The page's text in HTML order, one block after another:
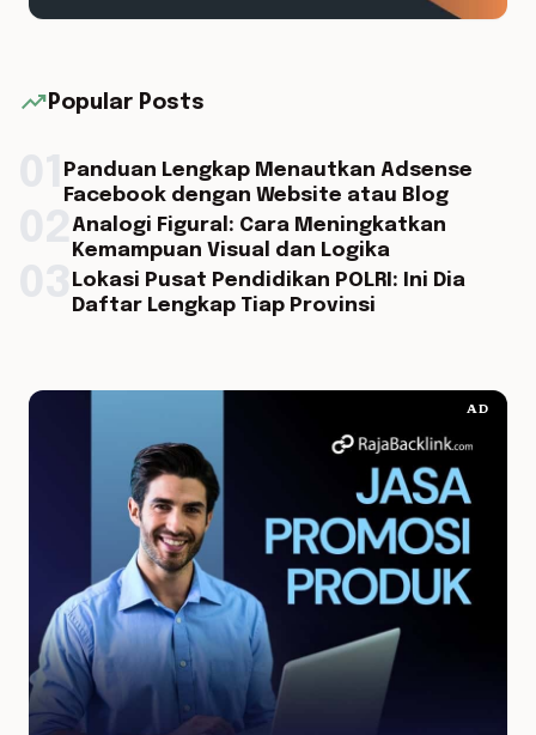
trending_up Popular Posts
Panduan Lengkap Menautkan Adsense
Facebook dengan Website atau Blog
Analogi Figural: Cara Meningkatkan
Kemampuan Visual dan Logika
Lokasi Pusat Pendidikan POLRI: Ini Dia
Daftar Lengkap Tiap Provinsi
AD